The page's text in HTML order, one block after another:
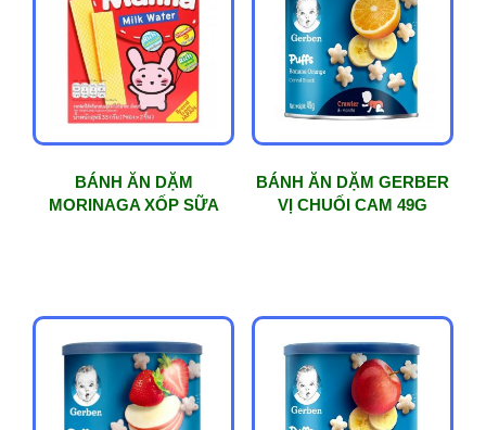
BÁNH ĂN DẶM
MORINAGA XỐP SỮA
BÁNH ĂN DẶM GERBER
VỊ CHUỐI CAM 49G